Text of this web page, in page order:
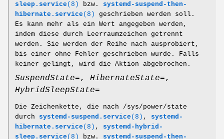
sleep.service (8) bzw. systemd-suspend-then-
hibernate.service (8)
geschrieben werden soll.
Es kann mehr als ein Wert angegeben werden,
indem diese durch Leerraumzeichen getrennt
werden. Sie werden der Reihe nach ausprobiert,
bis einer ohne Fehler geschrieben wurde. Falls
keiner gelingt, wird die Aktion abgebrochen.
SuspendState=, HibernateState=,
HybridSleepState=
Die Zeichenkette, die nach /sys/power/state
durch systemd-suspend.service (8) , systemd-
hibernate.service (8) , systemd-hybrid-
sleep.service (8) bzw. systemd-suspend-then-